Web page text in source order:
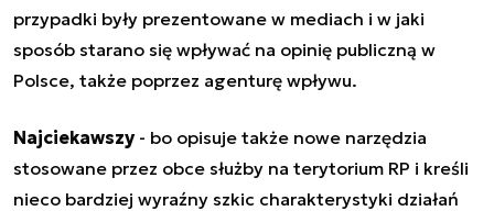
przypadki były prezentowane w mediach i w jaki
sposób starano się wpływać na opinię publiczną w
Polsce, także poprzez agenturę wpływu.
Najciekawszy- bo opisuje także nowe narzędzia
stosowane przez obce służby na terytorium RP i kreśli
nieco bardziej wyraźny szkic charakterystyki działań